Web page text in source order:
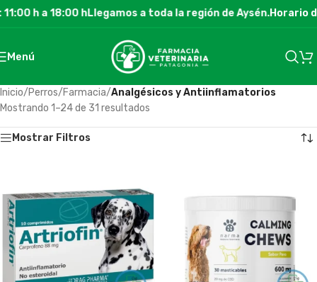
h a 18:00 hLlegamos a toda la región de Aysén.Horario de
Menú
Inicio/Perros/Farmacia/Analgésicos y Antiinflamatorios
Mostrando 1–24 de 31 resultados
Mostrar Filtros